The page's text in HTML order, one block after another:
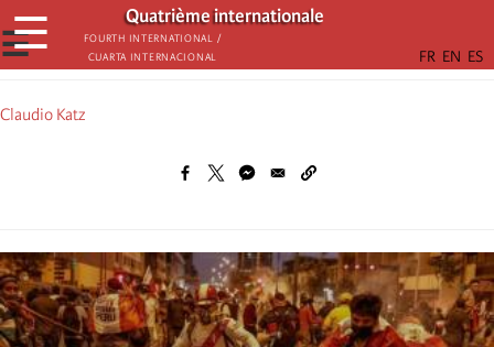
Aller
au
contenu
Quatrième internationale
Fourth International /
Cuarta Internacional
☰
☰
Claudio Katz